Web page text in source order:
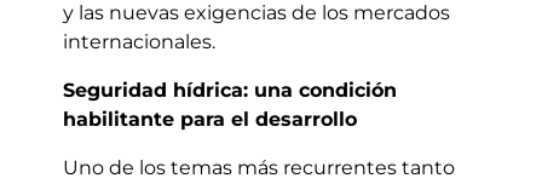
y las nuevas exigencias de los mercados
internacionales.
Seguridad hídrica: una condición
habilitante para el desarrollo
Uno de los temas más recurrentes tanto